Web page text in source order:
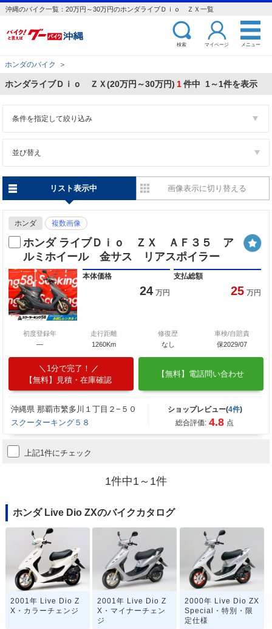
沖縄のバイク一覧：20万円～30万円のホンダライブＤｉｏ ＺＸ一覧
検索 マイページ メニュー
ホンダのバイク ＞
ホンダライブＤｉｏ ＺＸ(20万円～30万円) 1件中 1～1件を表示
条件を指定して絞り込み
並び替え
リスト表示中 画像表示に切り替える
ホンダ 複数画像
ホンダ ライブＤｉｏ ＺＸ ＡＦ３５ ア
ルミホイール 金サス リアスポイラー
本体価格
24 万円
支払総額
25 万円
初度登録年
―
走行距離
1260Km
修復歴
なし
車検/自賠責
保2029/07
1分で完了！
【無料】見積・在庫確認
【無料】電話問い合わせ
沖縄県 那覇市繁多川１丁目２−５０
スクーターキング５８
ショップレビュー(4件)
総合評価: 4.8 点
上記1件にチェック
1件中1～1件
ホンダ Live Dio ZXのバイクカタログ
2001年 Live Dio Z
X・カラーチェンジ
2001年 Live Dio Z
X・マイナーチェン
ジ
2000年 Live Dio ZX
Special・特別・限
定仕様